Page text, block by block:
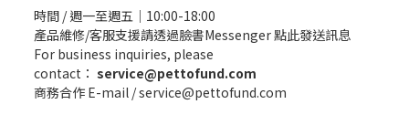
時間 / 週一至週五｜10:00-18:00
產品維修/客服支援請透過臉書Messenger點此發送訊息
For business inquiries, please
contact： service@pettofund.com
商務合作 E-mail / service@pettofund.com